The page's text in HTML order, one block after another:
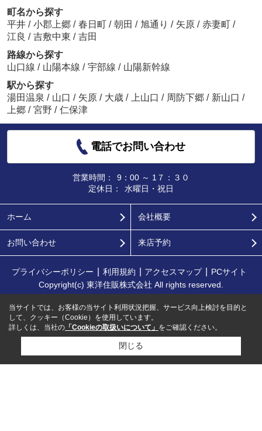
町名から探す
平井 / 小郡上郷 / 春日町 / 朝田 / 旭通り / 矢原 / 赤妻町 /
江良 / 吉敷中東 / 吉田
路線から探す
山口線 / 山陽本線 / 宇部線 / 山陽新幹線
駅から探す
湯田温泉 / 山口 / 矢原 / 大歳 / 上山口 / 周防下郷 / 新山口 /
上郷 / 宮野 / 仁保津
電話でお問い合わせ
営業時間：
9：00 ～ 1７：３０
定休日：
水曜日・祝日
ホーム 会社概要
お問い合わせ 来店予約
プライバシーポリシー 利用規約 アクセスマップ
PCサイト
Copyright(c) 東洋住販株式会社 All rights reserved.
当サイトでは、お客様の当サイト利用状況把握、サービス向上検討を目的と
して、クッキー（Cookie）を使用しています。
詳しくは、当社の 「Cookieの取扱いについて」 をご確認ください。
閉じる